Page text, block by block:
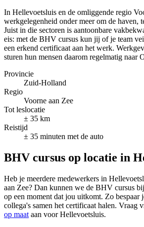
In Hellevoetsluis en de omliggende regio
werkgelegenheid onder meer om de haven,
Juist in die sectoren is aantoonbare
eis: met de BHV cursus kun jij of je team
een erkend certificaat aan het werk.
sturen hun mensen daarom regelmatig naar
Provincie
Zuid-Holland
Regio
Voorne aan Zee
Tot leslocatie
± 35 km
Reistijd
± 35 minuten met de auto
BHV cursus op locatie in
Heb je meerdere medewerkers in
aan Zee? Dan kunnen we de BHV cursus
op een moment dat jou uitkomt. Zo bespaar
collega's samen het certificaat halen. Vraag
op maat aan voor Hellevoetsluis.